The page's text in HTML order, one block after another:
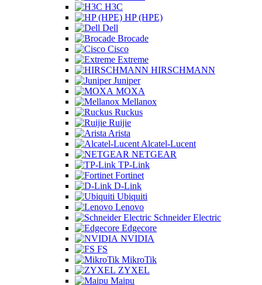
H3C
HP (HPE)
Dell
Brocade
Cisco
Extreme
HIRSCHMANN
Juniper
MOXA
Mellanox
Ruckus
Ruijie
Arista
Alcatel-Lucent
NETGEAR
TP-Link
Fortinet
D-Link
Ubiquiti
Lenovo
Schneider Electric
Edgecore
NVIDIA
FS
MikroTik
ZYXEL
Maipu